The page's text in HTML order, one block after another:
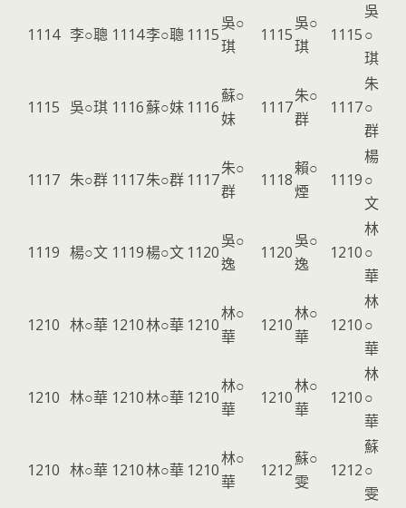
1114 李○聰 1114李○聰 1115
吳○
琪
1115
吳○
琪
1115
吳
○
琪
1115 吳○琪 1116蘇○妹 1116
蘇○
妹
1117
朱○
群
1117
朱
○
群
1117 朱○群 1117朱○群 1117
朱○
群
1118
賴○
煙
1119
楊
○
文
1119 楊○文 1119楊○文 1120
吳○
逸
1120
吳○
逸
1210
林
○
華
1210 林○華 1210林○華 1210
林○
華
1210
林○
華
1210
林
○
華
1210 林○華 1210林○華 1210
林○
華
1210
林○
華
1210
林
○
華
1210 林○華 1210林○華 1210
林○
華
1212
蘇○
雯
1212
蘇
○
雯